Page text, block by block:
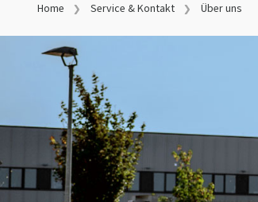
Home Service & Kontakt Über uns